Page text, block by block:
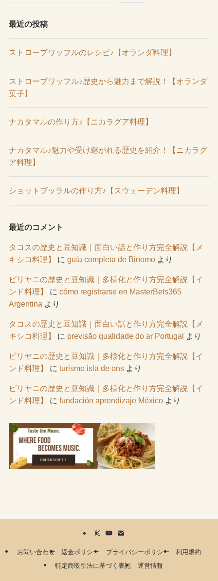
最近の投稿
ストロープワッフルのレシピ♪【オランダ料理】
ストロープワッフル♪歴史から魅力まで解説！【オランダ
菓子】
ナカタマルの作り方♪【ニカラグア料理】
ナカタマル♪魅力や受け継がれる歴史を紹介！【ニカラグ
ア料理】
ショットブッラルの作り方♪【スウェーデン料理】
最近のコメント
タコスの歴史と豆知識｜面白い話と作り方完全解説【メ
キシコ料理】
に guía completa de Binomoより
ビリヤニの歴史と豆知識｜多様化と作り方完全解説【イ
ンド料理】
に cómo registrarse en MasterBets365
Argentina より
タコスの歴史と豆知識｜面白い話と作り方完全解説【メ
キシコ料理】
に previsão qualidade do ar Portugal より
ビリヤニの歴史と豆知識｜多様化と作り方完全解説【イ
ンド料理】
に turismo isla de onsより
ビリヤニの歴史と豆知識｜多様化と作り方完全解説【イ
ンド料理】
に fundación aprendizaje Méxicoより
お問い合わせ 返金ポリシー プライバシーポリシー
利用規約
特定商取引法に基づく表記
運営情報